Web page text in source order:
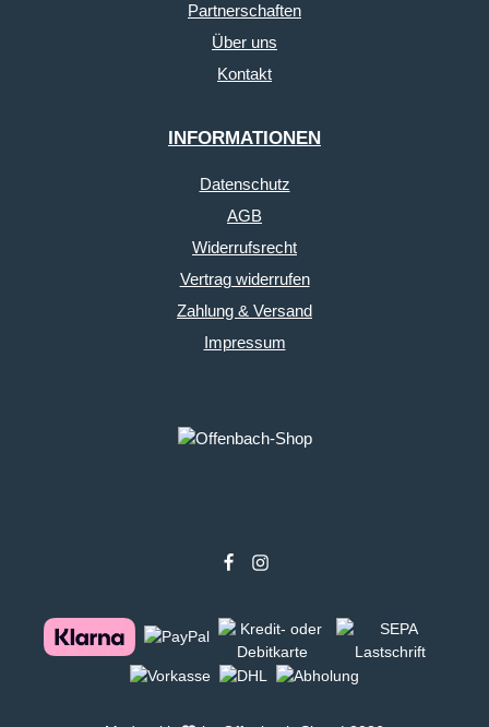
Partnerschaften
Über uns
Kontakt
INFORMATIONEN
Datenschutz
AGB
Widerrufsrecht
Vertrag widerrufen
Zahlung & Versand
Impressum